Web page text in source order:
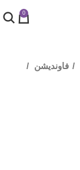
0
فاونديشن